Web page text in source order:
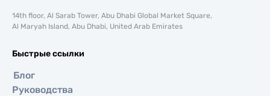
14th floor, Al Sarab Tower, Abu Dhabi Global Market Square,
Al Maryah Island, Abu Dhabi, United Arab Emirates
Быстрые ссылки
Блог
Руководства